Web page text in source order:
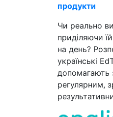
продукти
Чи реально
приділяючи
на день?
українські
допомагають
регулярним,